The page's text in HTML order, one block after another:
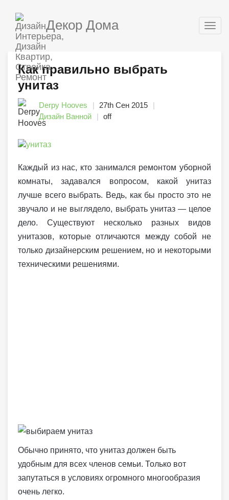
Декор Дома
Как правильно выбрать
унитаз
Derpy Hooves
27th Сен 2015
Дизайн Ванной
off
Каждый из нас, кто занимался ремонтом уборной
комнаты, задавался вопросом, какой унитаз
лучше всего выбрать. Ведь, как бы просто это не
звучало и не выглядело, выбрать унитаз — целое
дело. Существуют несколько разных видов
унитазов, которые отличаются между собой не
только дизайнерским решением, но и некоторыми
техническими решениями.
Обычно принято, что унитаз должен быть
удобным для всех членов семьи. Только вот
запутаться в условиях огромного многообразия
очень легко.